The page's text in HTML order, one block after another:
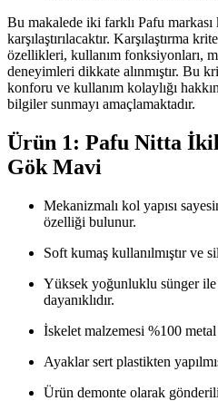
Bu makalede iki farklı Pafu
karşılaştırılacaktır. Karşılaştırma
özellikleri, kullanım fonksiyonları,
deneyimleri dikkate alınmıştır. Bu
konforu ve kullanım kolaylığı
bilgiler sunmayı amaçlamaktadır.
Ürün 1: Pafu Nitta
Gök Mavi
Mekanizmalı kol yapısı
özelliği bulunur.
Soft kumaş kullanılmıştır ve
Yüksek yoğunluklu sünger ile
dayanıklıdır.
İskelet malzemesi %100 metal
Ayaklar sert plastikten
Ürün demonte olarak